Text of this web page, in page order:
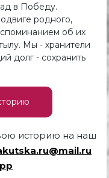
в Победу.
родного,
об их
Мы - хранители
долг - сохранить
историю на наш